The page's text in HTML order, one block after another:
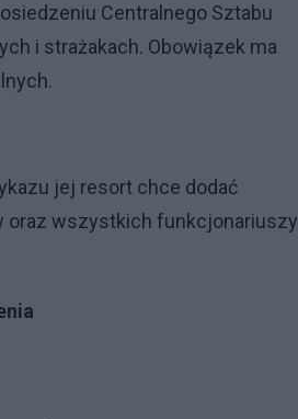
Centralnego Sztabu
i strażakach. Obowiązek ma
jej resort chce dodać
oraz wszystkich funkcjonariuszy